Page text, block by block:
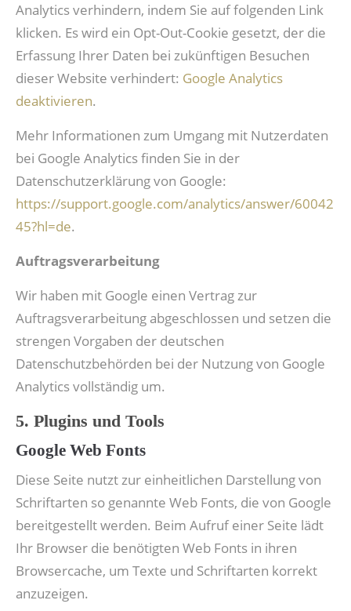
Analytics verhindern, indem Sie auf folgenden Link
klicken. Es wird ein Opt-Out-Cookie gesetzt, der die
Erfassung Ihrer Daten bei zukünftigen Besuchen
dieser Website verhindert: Google Analytics
deaktivieren.
Mehr Informationen zum Umgang mit Nutzerdaten
bei Google Analytics finden Sie in der
Datenschutzerklärung von Google:
https://support.google.com/analytics/answer/60042
45?hl=de.
Auftragsverarbeitung
Wir haben mit Google einen Vertrag zur
Auftragsverarbeitung abgeschlossen und setzen die
strengen Vorgaben der deutschen
Datenschutzbehörden bei der Nutzung von Google
Analytics vollständig um.
5. Plugins und Tools
Google Web Fonts
Diese Seite nutzt zur einheitlichen Darstellung von
Schriftarten so genannte Web Fonts, die von Google
bereitgestellt werden. Beim Aufruf einer Seite lädt
Ihr Browser die benötigten Web Fonts in ihren
Browsercache, um Texte und Schriftarten korrekt
anzuzeigen.